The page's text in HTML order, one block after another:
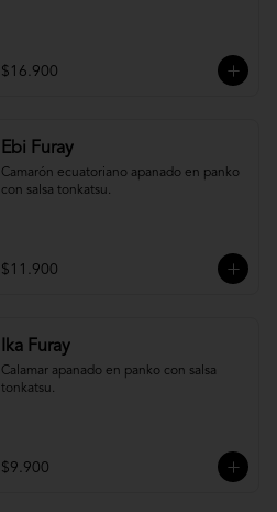
$16.900
Ebi Furay
Camarón ecuatoriano apanado en panko
con salsa tonkatsu.
$11.900
Ika Furay
Calamar apanado en panko con salsa
tonkatsu.
$9.900